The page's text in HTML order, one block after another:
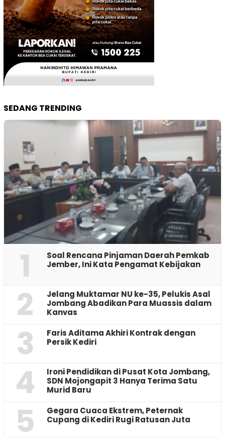
SEDANG TRENDING
1
‎Soal Rencana Pinjaman Daerah Pemkab
Jember, Ini Kata Pengamat Kebijakan ‎
2
Jelang Muktamar NU ke-35, Pelukis Asal
Jombang Abadikan Para Muassis dalam
Kanvas
3
Faris Aditama Akhiri Kontrak dengan
Persik Kediri
4
Ironi Pendidikan di Pusat Kota Jombang,
SDN Mojongapit 3 Hanya Terima Satu
Murid Baru
5
‎Gegara Cuaca Ekstrem, Peternak
Cupang di Kediri Rugi Ratusan Juta